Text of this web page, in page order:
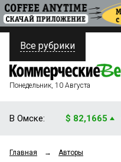
ПОЛИТИКА
ФИНАНСЫ
ОБЩЕСТВО
Все рубрики
Понедельник, 10 Августа
В Омске: $ 82,1665
Главная → Авторы